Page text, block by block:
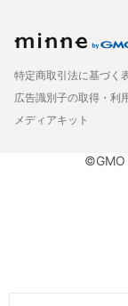
特定商取引法に基づく
広告識別子の取得・利
メディアキット
©GMO